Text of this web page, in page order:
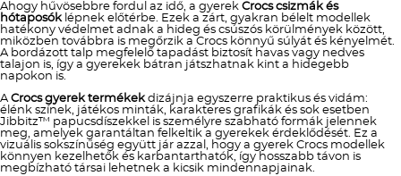
Ahogy hűvösebbre fordul az idő, a gyerek Crocs csizmák és
hótaposóklépnek előtérbe. Ezek a zárt, gyakran bélelt modellek
hatékony védelmet adnak a hideg és csúszós körülmények között,
miközben továbbra is megőrzik a Crocs könnyű súlyát és kényelmét.
A bordázott talp megfelelő tapadást biztosít havas vagy nedves
talajon is, így a gyerekek bátran játszhatnak kint a hidegebb
napokon is.
ACrocs gyerek termékekdizájnja egyszerre praktikus és vidám:
élénk színek, játékos minták, karakteres grafikák és sok esetben
Jibbitz™ papucsdíszekkel is személyre szabható formák jelennek
meg, amelyek garantáltan felkeltik a gyerekek érdeklődését. Ez a
vizuális sokszínűség együtt jár azzal, hogy a gyerek Crocs modellek
könnyen kezelhetők és karbantarthatók, így hosszabb távon is
megbízható társai lehetnek a kicsik mindennapjainak.